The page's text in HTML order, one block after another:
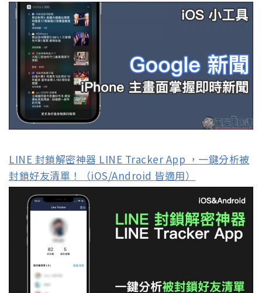
LINE 封鎖解密神器 LINE Tracker App ，一鍵分析被
封鎖好友清單！（iOS/Android 皆適用）